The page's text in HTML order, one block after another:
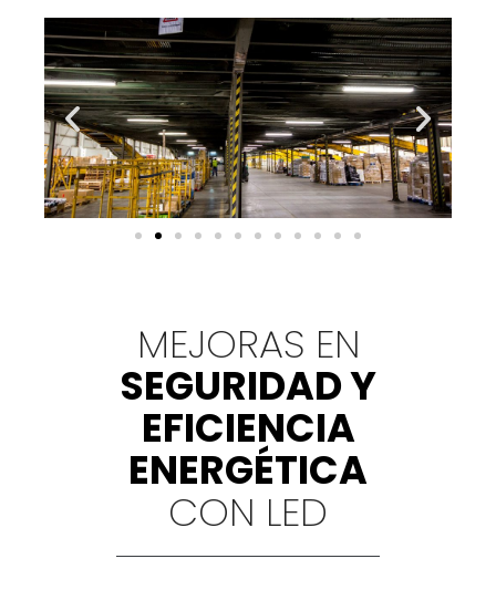
MEJORAS EN
SEGURIDAD Y
EFICIENCIA
ENERGÉTICA
CON LED